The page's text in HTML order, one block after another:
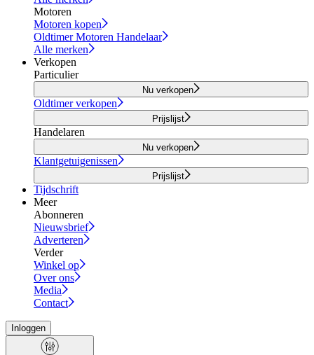
Motoren
Motoren kopen
Oldtimer Motoren Handelaar
Alle merken
Verkopen
Particulier
Nu verkopen
Oldtimer verkopen
Prijslijst
Handelaren
Nu verkopen
Klantgetuigenissen
Prijslijst
Tijdschrift
Meer
Abonneren
Nieuwsbrief
Adverteren
Verder
Winkel op
Over ons
Media
Contact
Inloggen